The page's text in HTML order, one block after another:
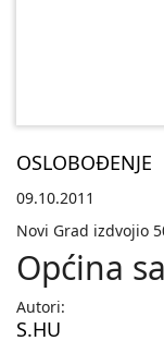
OSLOBOĐENJE
09.10.2011
Novi Grad izdvojio
Općina
Autori:
S.HU